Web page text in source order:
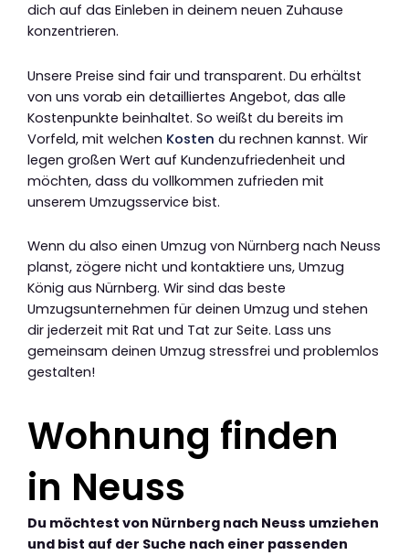
dich auf das Einleben in deinem neuen Zuhause
konzentrieren.
Unsere Preise sind fair und transparent. Du erhältst
von uns vorab ein detailliertes Angebot, das alle
Kostenpunkte beinhaltet. So weißt du bereits im
Vorfeld, mit welchen Kosten du rechnen kannst. Wir
legen großen Wert auf Kundenzufriedenheit und
möchten, dass du vollkommen zufrieden mit
unserem Umzugsservice bist.
Wenn du also einen Umzug von Nürnberg nach Neuss
planst, zögere nicht und kontaktiere uns, Umzug
König aus Nürnberg. Wir sind das beste
Umzugsunternehmen für deinen Umzug und stehen
dir jederzeit mit Rat und Tat zur Seite. Lass uns
gemeinsam deinen Umzug stressfrei und problemlos
gestalten!
Wohnung finden
in Neuss
Du möchtest von Nürnberg nach Neuss umziehen
und bist auf der Suche nach einer passenden